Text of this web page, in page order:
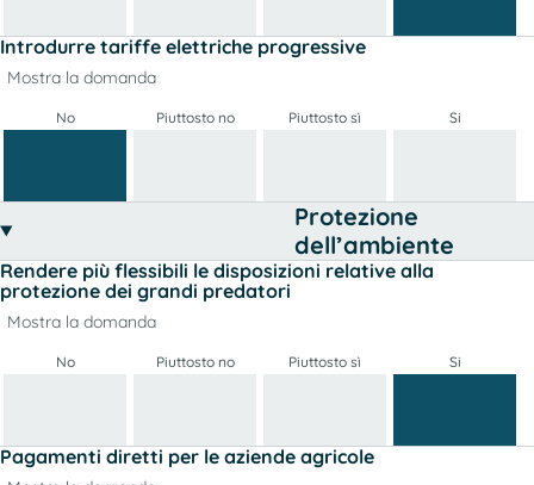
Introdurre tariffe elettriche progressive
Mostra la domanda
No Piuttosto no Piuttosto sì Si
Protezione
dell’ambiente
Rendere più flessibili le disposizioni relative alla
protezione dei grandi predatori
Mostra la domanda
No Piuttosto no Piuttosto sì Si
Pagamenti diretti per le aziende agricole